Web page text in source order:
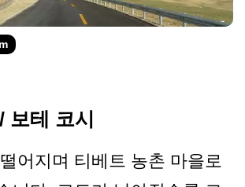
보테 코시
어지며 티베트 농촌 마을로